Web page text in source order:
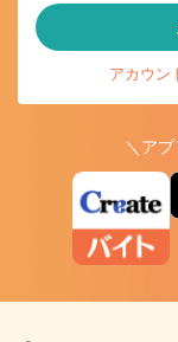
アカウン
＼ア